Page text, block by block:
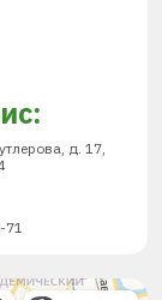
д. 17,
71